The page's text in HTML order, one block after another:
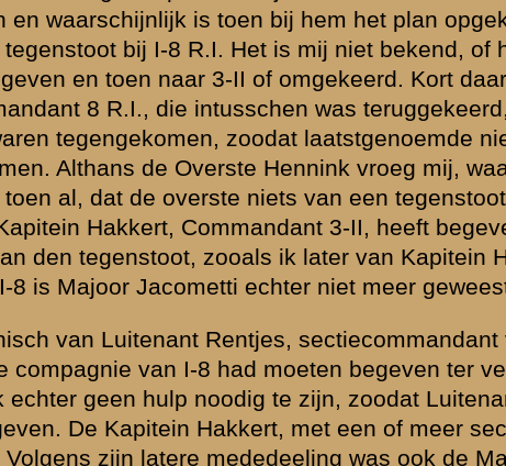
Na staken
van de
kregen wij den
op de "zeer
betrof het hier
hebben wij
had gemaakt
omdat
werd
een 10-20
bij waren
was hiermede
meening waren,
tusschen het
worden
aangebracht
door het